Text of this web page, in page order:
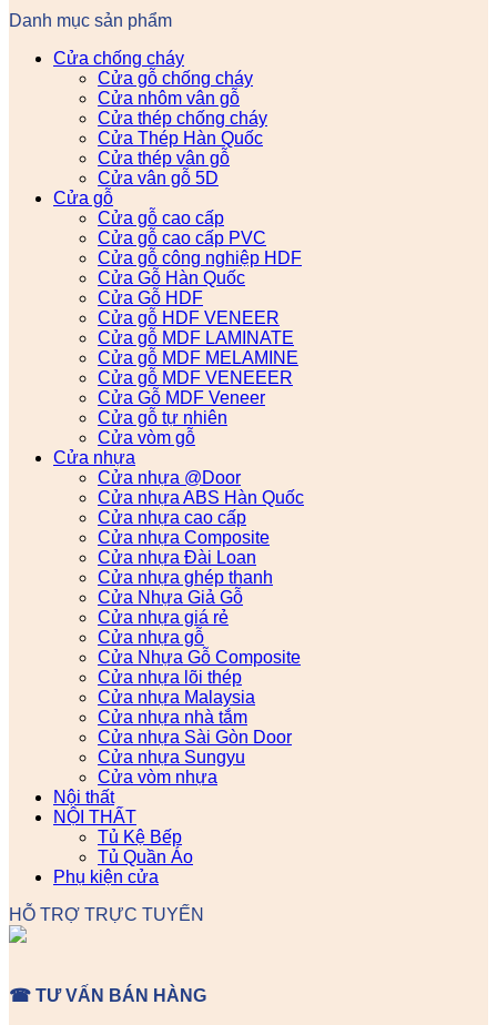
Danh mục sản phẩm
Cửa chống cháy
Cửa gỗ chống cháy
Cửa nhôm vân gỗ
Cửa thép chống cháy
Cửa Thép Hàn Quốc
Cửa thép vân gỗ
Cửa vân gỗ 5D
Cửa gỗ
Cửa gỗ cao cấp
Cửa gỗ cao cấp PVC
Cửa gỗ công nghiệp HDF
Cửa Gỗ Hàn Quốc
Cửa Gỗ HDF
Cửa gỗ HDF VENEER
Cửa gỗ MDF LAMINATE
Cửa gỗ MDF MELAMINE
Cửa gỗ MDF VENEEER
Cửa Gỗ MDF Veneer
Cửa gỗ tự nhiên
Cửa vòm gỗ
Cửa nhựa
Cửa nhựa @Door
Cửa nhựa ABS Hàn Quốc
Cửa nhựa cao cấp
Cửa nhựa Composite
Cửa nhựa Đài Loan
Cửa nhựa ghép thanh
Cửa Nhựa Giả Gỗ
Cửa nhựa giá rẻ
Cửa nhựa gỗ
Cửa Nhựa Gỗ Composite
Cửa nhựa lõi thép
Cửa nhựa Malaysia
Cửa nhựa nhà tắm
Cửa nhựa Sài Gòn Door
Cửa nhựa Sungyu
Cửa vòm nhựa
Nội thất
NỘI THẤT
Tủ Kệ Bếp
Tủ Quần Áo
Phụ kiện cửa
HỖ TRỢ TRỰC TUYẾN
☎ TƯ VẤN BÁN HÀNG